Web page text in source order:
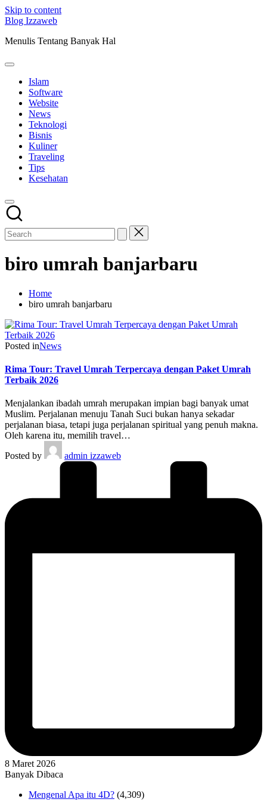
Skip to content
Blog Izzaweb
Menulis Tentang Banyak Hal
Islam
Software
Website
News
Teknologi
Bisnis
Kuliner
Traveling
Tips
Kesehatan
biro umrah banjarbaru
Home
biro umrah banjarbaru
Posted inNews
Rima Tour: Travel Umrah Terpercaya dengan Paket Umrah
Terbaik 2026
Menjalankan ibadah umrah merupakan impian bagi banyak umat
Muslim. Perjalanan menuju Tanah Suci bukan hanya sekadar
perjalanan biasa, tetapi juga perjalanan spiritual yang penuh makna.
Oleh karena itu, memilih travel…
Posted by
admin izzaweb
8 Maret 2026
Banyak Dibaca
Mengenal Apa itu 4D? (4,309)